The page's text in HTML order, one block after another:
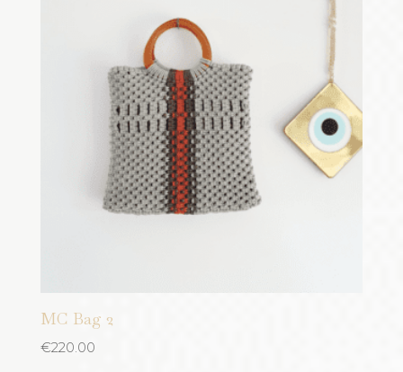
MC Bag 2
€220.00